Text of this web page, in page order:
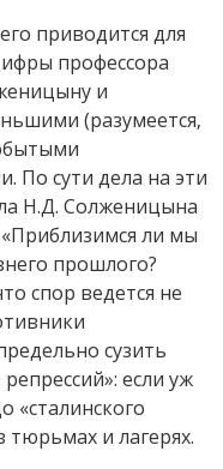
приводится для
профессора
и
(разумеется,
По сути дела на эти
Н.Д. Солженицына
«Приблизимся ли мы
прошлого?
спор ведется не
сузить
если уж
«сталинского
тюрьмах и лагерях.